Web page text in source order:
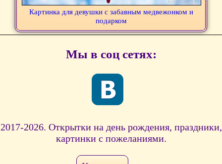
Картинка для девушки с забавным медвежонком и
подарком
Мы в соц сетях:
2017-2026. Открытки на день рождения, праздники,
картинки с пожеланиями.